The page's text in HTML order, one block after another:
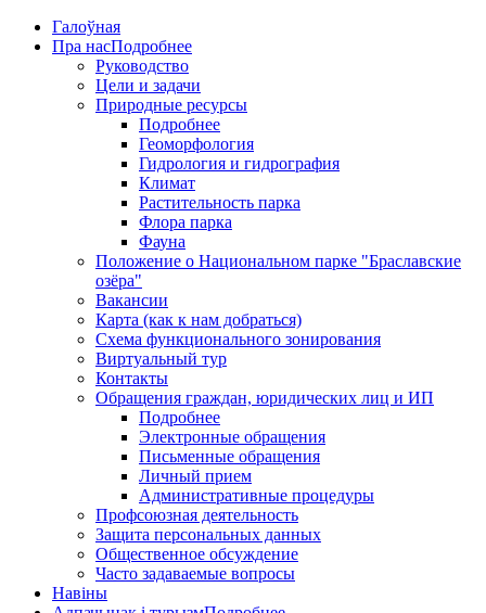
Галоўная
Пра насПодробнее
Руководство
Цели и задачи
Природные ресурсы
Подробнее
Геоморфология
Гидрология и гидрография
Климат
Растительность парка
Флора парка
Фауна
Положение о Национальном парке "Браславские
озёра"
Вакансии
Карта (как к нам добраться)
Схема функционального зонирования
Виртуальный тур
Контакты
Обращения граждан, юридических лиц и ИП
Подробнее
Электронные обращения
Письменные обращения
Личный прием
Административные процедуры
Профсоюзная деятельность
Защита персональных данных
Общественное обсуждение
Часто задаваемые вопросы
Навіны